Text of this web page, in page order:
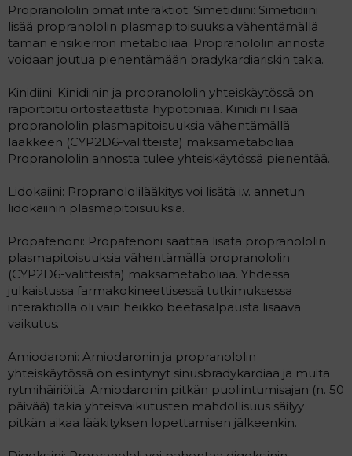
Propranololin omat interaktiot: Simetidiini: Simetidiini
lisää propranololin plasmapitoisuuksia vähentämällä
tämän ensikierron metaboliaa. Propranololin annosta
voidaan joutua pienentämään bradykardiariskin takia.
Kinidiini: Kinidiinin ja propranololin yhteiskäytössä on
raportoitu ortostaattista hypotoniaa. Kinidiini lisää
propranololin plasmapitoisuuksia vähentämällä
lääkkeen (CYP2D6-välitteistä) maksametaboliaa.
Propranololin annosta tulee yhteiskäytössä pienentää.
Lidokaiini: Propranololilääkitys voi lisätä i.v. annetun
lidokaiinin plasmapitoisuuksia.
Propafenoni: Propafenoni saattaa lisätä propranololin
plasmapitoisuuksia vähentämällä propranololin
(CYP2D6-välitteistä) maksametaboliaa. Yhdessä
julkaistussa farmakokineettisessä tutkimuksessa
interaktiolla oli vain heikko beetasalpausta lisäävä
vaikutus.
Amiodaroni: Amiodaronin ja propranololin
yhteiskäytössä on esiintynyt sinusbradykardiaa ja muita
rytmihäiriöitä. Amiodaronin pitkän puoliintumisajan (n. 50
päivää) takia yhteisvaikutusten mahdollisuus säilyy
pitkän aikaa lääkityksen lopettamisen jälkeenkin.